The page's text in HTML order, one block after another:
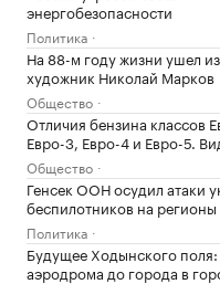
энергобезопасности
Политика
На 88-м году жизни ушел
художник Николай Марков
Общество
Отличия бензина классов
Евро-3, Евро-4 и Евро-5.
Общество
Генсек ООН осудил атаки
беспилотников на
Политика
Будущее Ходынского
аэродрома до города в